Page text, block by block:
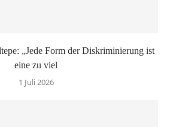
„Jede Form der Diskriminierung ist
eine zu viel
1 Juli 2026